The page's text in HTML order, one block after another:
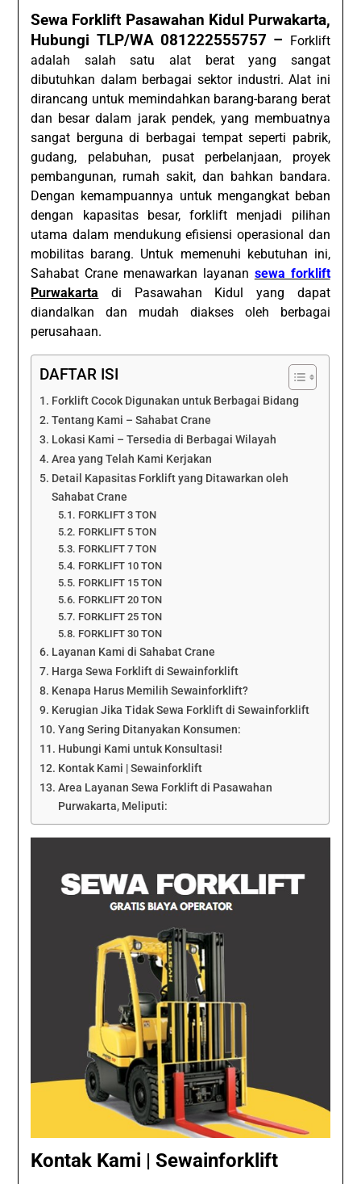
Sewa Forklift Pasawahan Kidul Purwakarta,
Hubungi TLP/WA 081222555757 –
Forklift
adalah salah satu alat berat yang sangat
dibutuhkan dalam berbagai sektor industri. Alat ini
dirancang untuk memindahkan barang-barang berat
dan besar dalam jarak pendek, yang membuatnya
sangat berguna di berbagai tempat seperti pabrik,
gudang, pelabuhan, pusat perbelanjaan, proyek
pembangunan, rumah sakit, dan bahkan bandara.
Dengan kemampuannya untuk mengangkat beban
dengan kapasitas besar, forklift menjadi pilihan
utama dalam mendukung efisiensi operasional dan
mobilitas barang. Untuk memenuhi kebutuhan ini,
Sahabat Crane menawarkan layanan sewa forklift
Purwakarta di Pasawahan Kidul yang dapat
diandalkan dan mudah diakses oleh berbagai
perusahaan.
DAFTAR ISI
Forklift Cocok Digunakan untuk Berbagai Bidang
Tentang Kami – Sahabat Crane
Lokasi Kami – Tersedia di Berbagai Wilayah
Area yang Telah Kami Kerjakan
Detail Kapasitas Forklift yang Ditawarkan oleh
Sahabat Crane
FORKLIFT 3 TON
FORKLIFT 5 TON
FORKLIFT 7 TON
FORKLIFT 10 TON
FORKLIFT 15 TON
FORKLIFT 20 TON
FORKLIFT 25 TON
FORKLIFT 30 TON
Layanan Kami di Sahabat Crane
Harga Sewa Forklift di Sewainforklift
Kenapa Harus Memilih Sewainforklift?
Kerugian Jika Tidak Sewa Forklift di Sewainforklift
Yang Sering Ditanyakan Konsumen:
Hubungi Kami untuk Konsultasi!
Kontak Kami | Sewainforklift
Area Layanan Sewa Forklift di Pasawahan
Purwakarta, Meliputi:
Kontak Kami | Sewainforklift